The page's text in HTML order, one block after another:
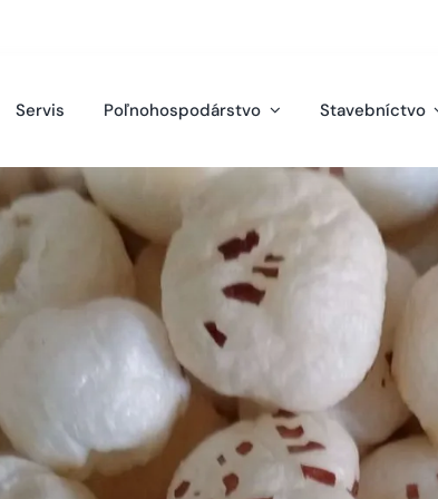
Servis Poľnohospodárstvo Stavebníctvo